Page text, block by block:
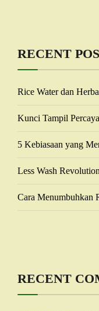
RECENT
Rice Water dan
Kunci Tampil
5 Kebiasaan yang
Less Wash
Cara Menumbuhkan
RECENT